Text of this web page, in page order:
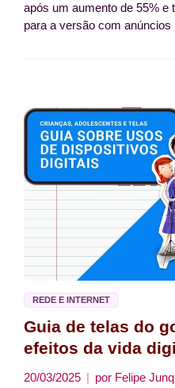
após um aumento de 55% e
para a versão com anúncios
REDE E INTERNET
Guia de telas do
efeitos da vida
20/03/2025 por Felipe